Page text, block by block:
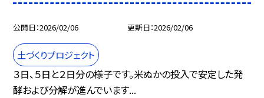
公開日 2026/02/06 更新日 2026/02/06
土づくりプロジェクト
３日、５日と２日分の様子です。米ぬかの投入で安定した発
酵および分解が進んでいます...